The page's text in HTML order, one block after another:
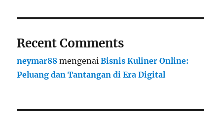
Recent Comments
neymar88 mengenaiBisnis Kuliner Online:
Peluang dan Tantangan di Era Digital